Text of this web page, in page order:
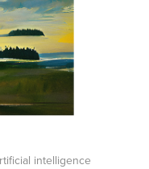
intelligence